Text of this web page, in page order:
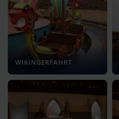
WIKINGERFAHRT